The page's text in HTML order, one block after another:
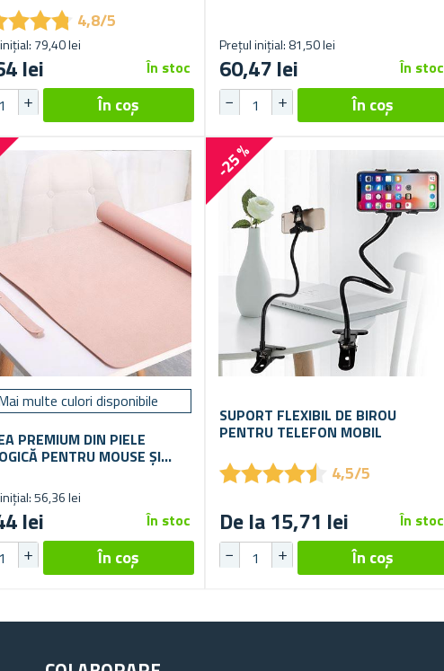
★★★
★★★ 4,8/5
79,40 lei
lei În stoc
Prețul inițial: 81,50 lei
60,47 lei În stoc
multe culori disponibile
PREMIUM DIN PIELE
PENTRU MOUSE ȘI
56,36 lei
lei În stoc
-25 %
SUPORT FLEXIBIL DE BIROU
PENTRU TELEFON MOBIL
★★★★★
★★★★★ 4,5/5
De la 15,71 lei În stoc